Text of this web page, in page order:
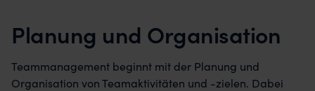
Planung und Organisation
Teammanagement beginnt mit der Planung und
Organisation von Teamaktivitäten und -zielen. Dabei